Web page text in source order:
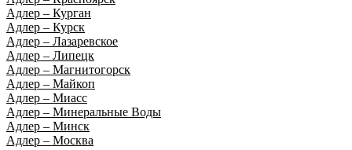
Адлер – Курган
Адлер – Курск
Адлер – Лазаревское
Адлер – Липецк
Адлер – Магнитогорск
Адлер – Майкоп
Адлер – Миасс
Адлер – Минеральные Воды
Адлер – Минск
Адлер – Москва